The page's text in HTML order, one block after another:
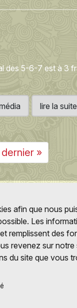
des 5-6-7 est à 3
lire la
dernier »
afin que nous
Les
remplissent des
revenez sur
du site que vous